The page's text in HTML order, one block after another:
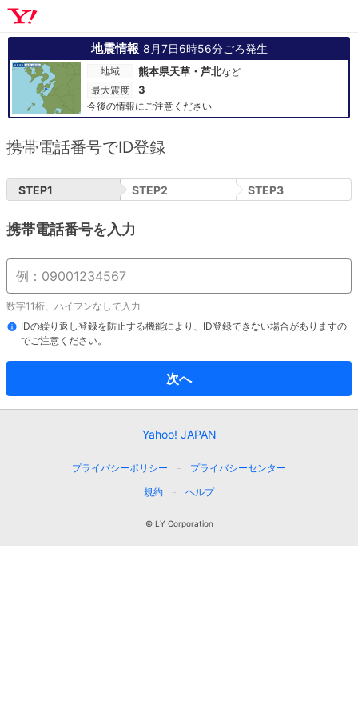
地震情報 8月7日6時56分ごろ発生
地域 熊本県天草・芦北など
最大震度
3
今後の情報にご注意ください
携帯電話番号でID登録
STEP1 STEP2 STEP3
携帯電話番号を入力
数字11桁、ハイフンなしで入力
IDの繰り返し登録を防止する機能により、ID登録できない場合がありますの
でご注意ください。
次へ
Yahoo! JAPAN
プライバシーポリシー
プライバシーセンター
規約
ヘルプ
© LY Corporation